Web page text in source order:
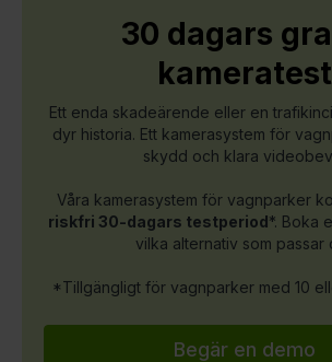
30 dagars
kameratest
Ett enda skadeärende eller en
dyr historia. Ett kamerasystem för
skydd och klara
Våra kamerasystem för vagnparker
riskfri 30-dagars testperiod*. Boka
vilka alternativ som passar
*Tillgängligt för vagnparker med 10
Begär en demo